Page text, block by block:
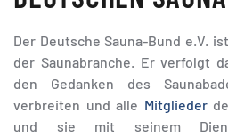
Der Deutsche Sauna-Bund e.V.
der Saunabranche. Er verfolgt
den Gedanken des
verbreiten und alle Mitglieder
und sie mit seinem